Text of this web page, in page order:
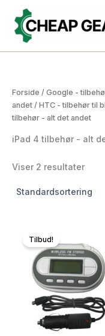
indholdet
Forside / Google -
andet / HTC - tilbehør til
tilbehør - alt det andet
iPad 4 tilbehør - alt
Viser 2 resultater
Tilbud!